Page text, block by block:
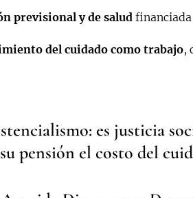
previsional y de salud
del cuidado como trabajo,
es justicia
pensión el costo del